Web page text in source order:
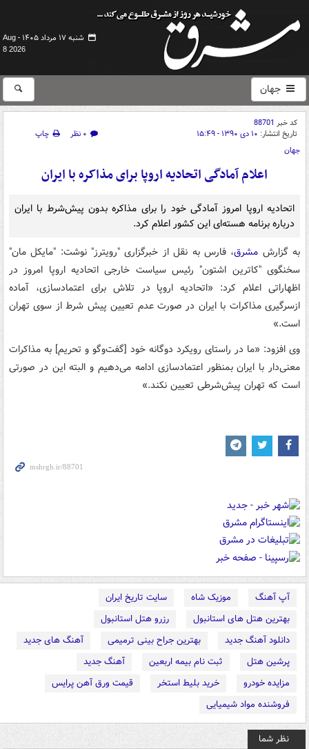
شنبه ۱۷ مرداد ۱۴۰۵ -
Aug
8 2026
جهان
کد خبر 88701
تاریخ انتشار: ۱۰ دی ۱۳۹۰ - ۱۵:۴۹ ۰ نظر
چاپ
جهان
اعلام آمادگی اتحادیه اروپا برای مذاکره با ایران
اتحادیه اروپا امروز آمادگی خود را برای مذاکره بدون پیش‌شرط با ایران
درباره برنامه هسته‌ای این کشور اعلام کرد.
به گزارش مشرق، فارس به نقل از خبرگزاری "رویترز" نوشت: "مایکل مان"
سخنگوی "کاترین اشتون" رئیس سیاست خارجی اتحادیه اروپا امروز در
اظهاراتی اعلام کرد: «اتحادیه اروپا در تلاش برای اعتمادسازی، آماده
ازسرگیری مذاکرات با ایران در صورت عدم تعیین پیش شرط از سوی تهران
است.»
وی افزود: «ما در راستای رویکرد دوگانه خود [گفت‌وگو و تحریم] به مذاکرات
معنی‌دار با ایران بمنظور اعتمادسازی ادامه می‌دهیم و البته این در صورتی
است که تهران پیش‌‌شرطی تعیین نکند.»
آپ آهنگ موزیک شاه
سایت تاریخ ایران
بهترین هتل های استانبول
رزرو هتل استانبول
دانلود آهنگ جدید
بهترین جراح بینی ترمیمی
آهنگ های جدید
پرشین هتل
ثبت نام بیمه اربعین
آهنگ جدید
مزایده خودرو
خرید بلیط استخر
قیمت ورق آهن پرایس
فروشنده مواد شیمیایی
نظر شما